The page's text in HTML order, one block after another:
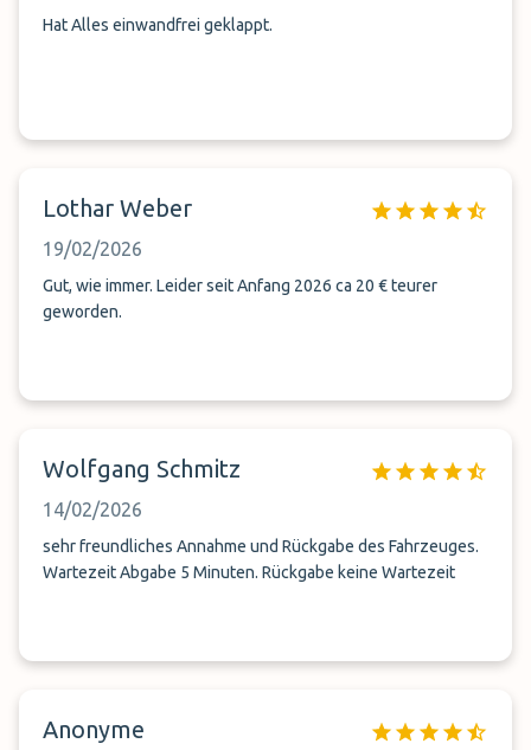
Hat Alles einwandfrei geklappt.
Lothar Weber
19/02/2026
Gut, wie immer. Leider seit Anfang 2026 ca 20 € teurer
geworden.
Wolfgang Schmitz
14/02/2026
sehr freundliches Annahme und Rückgabe des Fahrzeuges.
Wartezeit Abgabe 5 Minuten. Rückgabe keine Wartezeit
Anonyme